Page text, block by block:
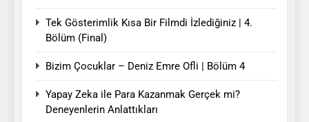
Tek Gösterimlik Kısa Bir Filmdi İzlediğiniz | 4.
Bölüm (Final)
Bizim Çocuklar – Deniz Emre Ofli | Bölüm 4
Yapay Zeka ile Para Kazanmak Gerçek mi?
Deneyenlerin Anlattıkları